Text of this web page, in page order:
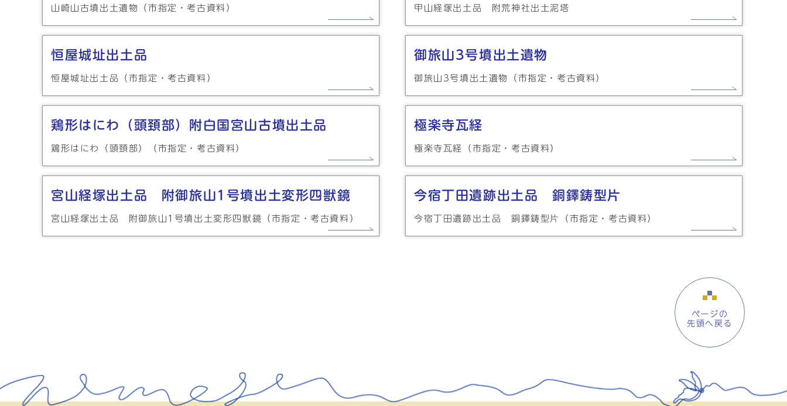
山崎山古墳出土遺物（市指定・考古資料） 甲山経塚出土品 附荒神社出土泥塔
恒屋城址出土品
恒屋城址出土品（市指定・考古資料）
御旅山3号墳出土遺物
御旅山3号墳出土遺物（市指定・考古資料）
鶏形はにわ（頭頚部）附白国宮山古墳出土品
鶏形はにわ（頭頚部）（市指定・考古資料）
極楽寺瓦経
極楽寺瓦経（市指定・考古資料）
宮山経塚出土品 附御旅山1号墳出土変形四獣鏡
宮山経塚出土品 附御旅山1号墳出土変形四獣鏡（市指定・考古資料）
今宿丁田遺跡出土品 銅鐸鋳型片
今宿丁田遺跡出土品 銅鐸鋳型片（市指定・考古資料）
ページの
先頭へ戻る